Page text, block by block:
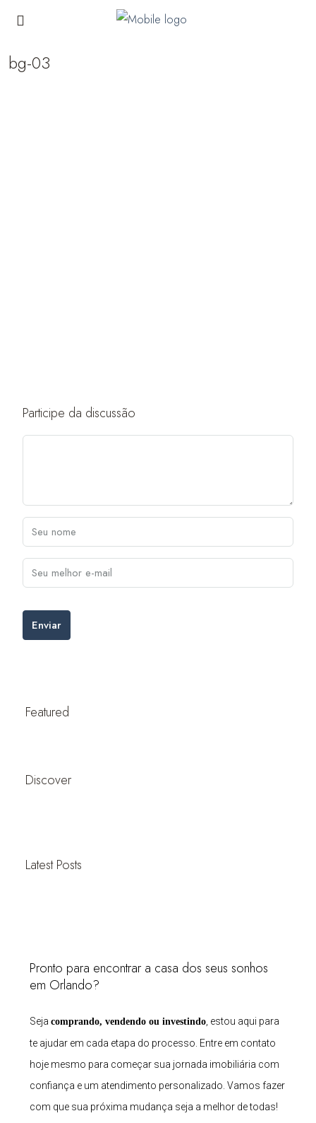
bg-03
Participe da discussão
Enviar
Featured
Discover
Latest Posts
Pronto para encontrar a casa dos seus sonhos
em Orlando?
Seja comprando, vendendo ou investindo , estou aqui para
te ajudar em cada etapa do processo. Entre em contato
hoje mesmo para começar sua jornada imobiliária com
confiança e um atendimento personalizado. Vamos fazer
com que sua próxima mudança seja a melhor de todas!